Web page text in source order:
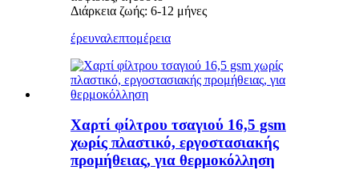
Διάρκεια ζωής: 6-12 μήνες
έρευναλεπτομέρεια
Χαρτί φίλτρου τσαγιού 16,5 gsm
χωρίς πλαστικό, εργοστασιακής
προμήθειας, για θερμοκόλληση